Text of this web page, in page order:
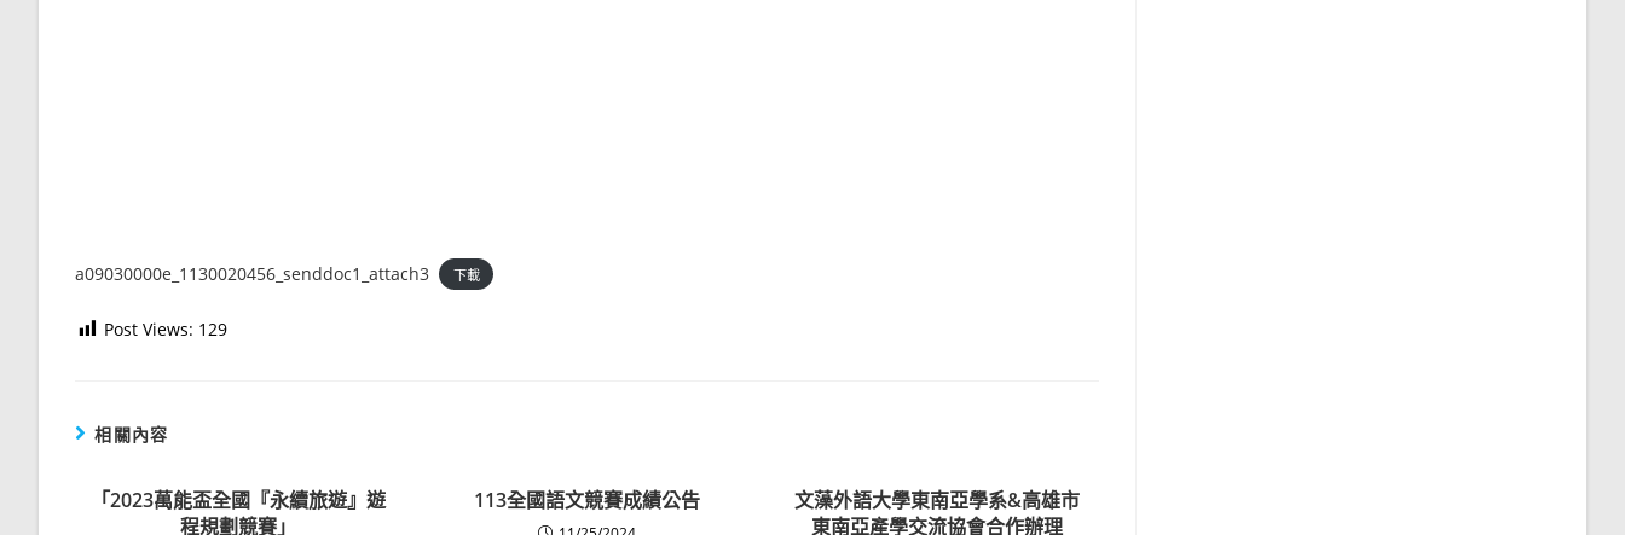
a09030000e_1130020456_senddoc1_attach3 下載
Post Views: 129
相關內容
「2023萬能盃全國『永續旅遊』遊
程規劃競賽」
113全國語文競賽成績公告
文藻外語大學東南亞學系&高雄市
東南亞產學交流協會合作辦理